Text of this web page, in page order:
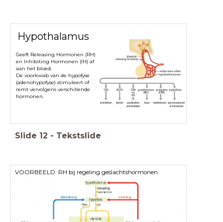
Hypothalamus
Geeft Releasing Hormonen (RH)
en Inhibiting Hormonen (IH) af
aan het bloed.
De voorkwab van de hypofyse
(adenohypofyse) stimuleert of
remt vervolgens verschillende
hormonen.
Slide 12 - Tekstslide
VOORBEELD RH bij regeling geslachtshormonen